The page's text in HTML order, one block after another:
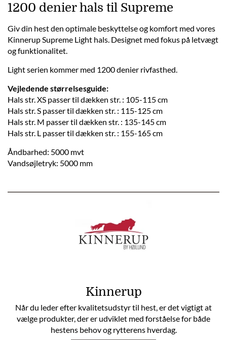
1200 denier hals til Supreme
Giv din hest den optimale beskyttelse og komfort med vores
Kinnerup Supreme Light hals. Designet med fokus på letvægt
og funktionalitet.
Light serien kommer med 1200 denier rivfasthed.
Vejledende størrelsesguide:
Hals str. XS passer til dækken str. : 105-115 cm
Hals str. S passer til dækken str. : 115-125 cm
Hals str. M passer til dækken str. : 135-145 cm
Hals str. L passer til dækken str. : 155-165 cm
Åndbarhed: 5000 mvt
Vandsøjletryk: 5000 mm
Kinnerup
Når du leder efter kvalitetsudstyr til hest, er det vigtigt at
vælge produkter, der er udviklet med forståelse for både
hestens behov og rytterens hverdag.